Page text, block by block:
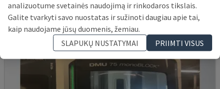
analizuotume svetainės naudojimą ir rinkodaros tikslais.
Galite tvarkyti savo nuostatas ir sužinoti daugiau apie tai,
kaip naudojame jūsų duomenis, žemiau.
SLAPUKŲ NUSTATYMAI
PRIIMTI VISUS